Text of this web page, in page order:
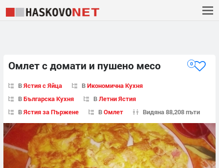
Омлет с домати и пушено месо 0
ВЯстия с Яйца ВИкономична Кухня
ВБългарска Кухня ВЛетни Ястия
ВЯстия за Пържене ВОмлет Видяна 88,208 пъти